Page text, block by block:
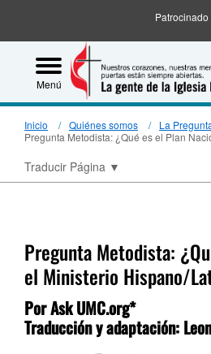
Patrocinado
Menú
Inicio Quiénes somos
La
Pregunta Metodista: ¿Qué es el Plan
Traducir Página ▼
Pregunta Metodista:
el Ministerio Hispano/
Por Ask UMC.org*
Traducción y adaptación: